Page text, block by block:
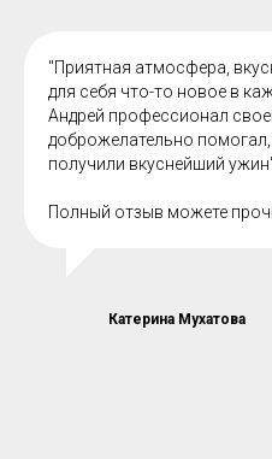
"Приятная атмосфера,
для себя что-то новое в
Андрей профессионал
доброжелательно
получили вкуснейший
Полный отзыв можете
Катерина Мухатова